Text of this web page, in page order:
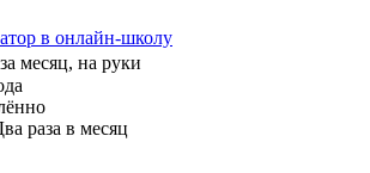
в онлайн-школу
за месяц, на руки
раза в месяц